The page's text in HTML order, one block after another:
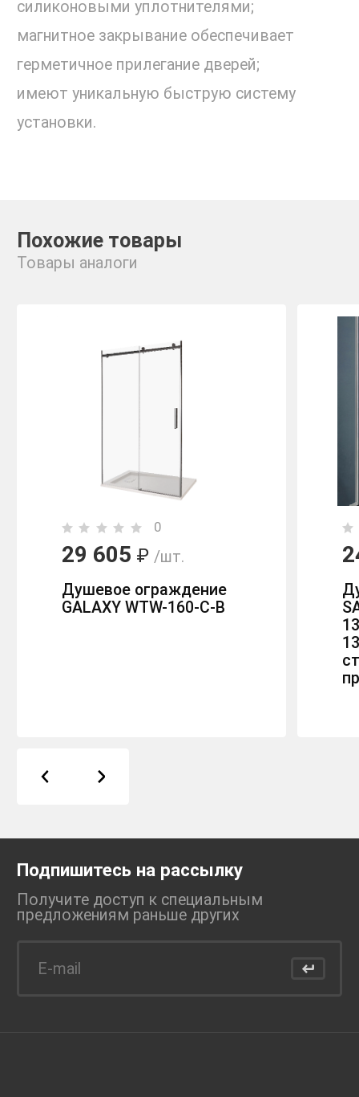
силиконовыми уплотнителями;
магнитное закрывание обеспечивает
герметичное прилегание дверей;
имеют уникальную быструю систему
установки.
Похожие товары
Товары аналоги
0
29 605 ₽ /шт.
Душевое ограждение
GALAXY WTW-160-C-B
Подпишитесь на рассылку
Получите доступ к специальным
предложениям раньше других